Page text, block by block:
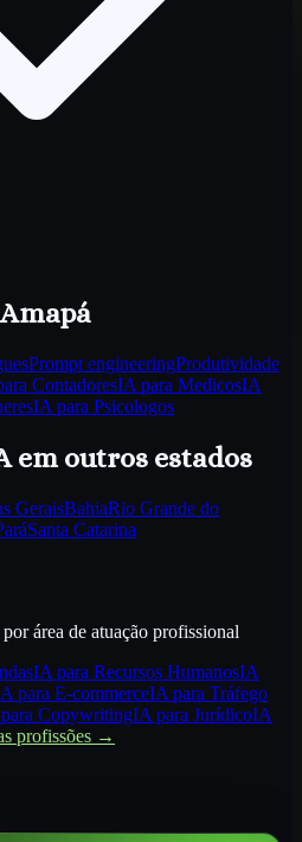
Prompt engineeringProdutividade
ContadoresIA para MedicosIA
IA para Psicologos
em outros estados
GeraisBahiaRio Grande do
Santa Catarina
área de atuação profissional
IA para Recursos HumanosIA
para E-commerceIA para Tráfego
CopywritingIA para JurídicoIA
profissões →